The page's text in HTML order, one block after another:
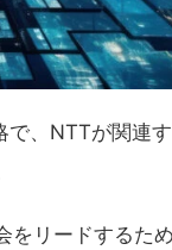
、NTTが関連
をリードするた